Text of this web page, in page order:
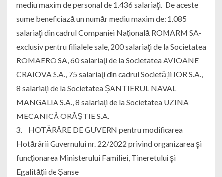
mediu maxim de personal de 1.436 salariaţi. De aceste
sume beneficiază un număr mediu maxim de: 1.085
salariaţi din cadrul Companiei Națională ROMARM SA-
exclusiv pentru filialele sale, 200 salariaţi de la Societatea
ROMAERO SA, 60 salariaţi de la Societatea AVIOANE
CRAIOVA S.A., 75 salariaţi din cadrul Societății IOR S.A.,
8 salariaţi de la Societatea ȘANTIERUL NAVAL
MANGALIA S.A., 8 salariaţi de la Societatea UZINA
MECANICĂ ORĂȘTIE S.A.
3. HOTĂRÂRE DE GUVERN pentru modificarea
Hotărârii Guvernului nr. 22/2022 privind organizarea şi
funcționarea Ministerului Familiei, Tineretului şi
Egalității de Șanse